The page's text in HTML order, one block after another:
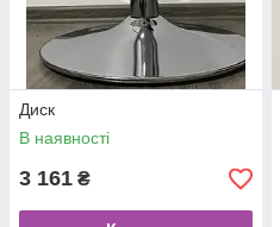
Диск
В наявності
3 161 ₴